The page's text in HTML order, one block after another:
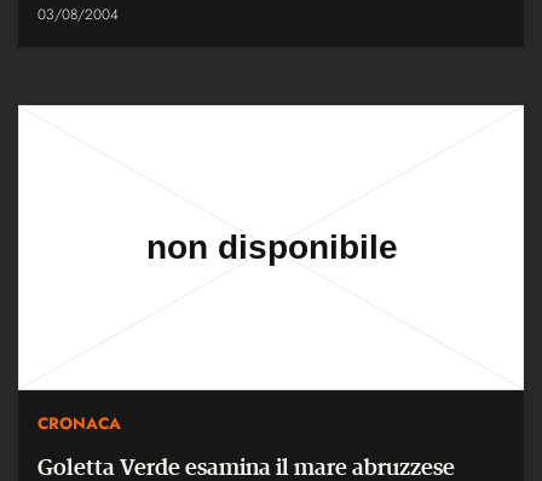
03/08/2004
CRONACA
Goletta Verde esamina il mare abruzzese